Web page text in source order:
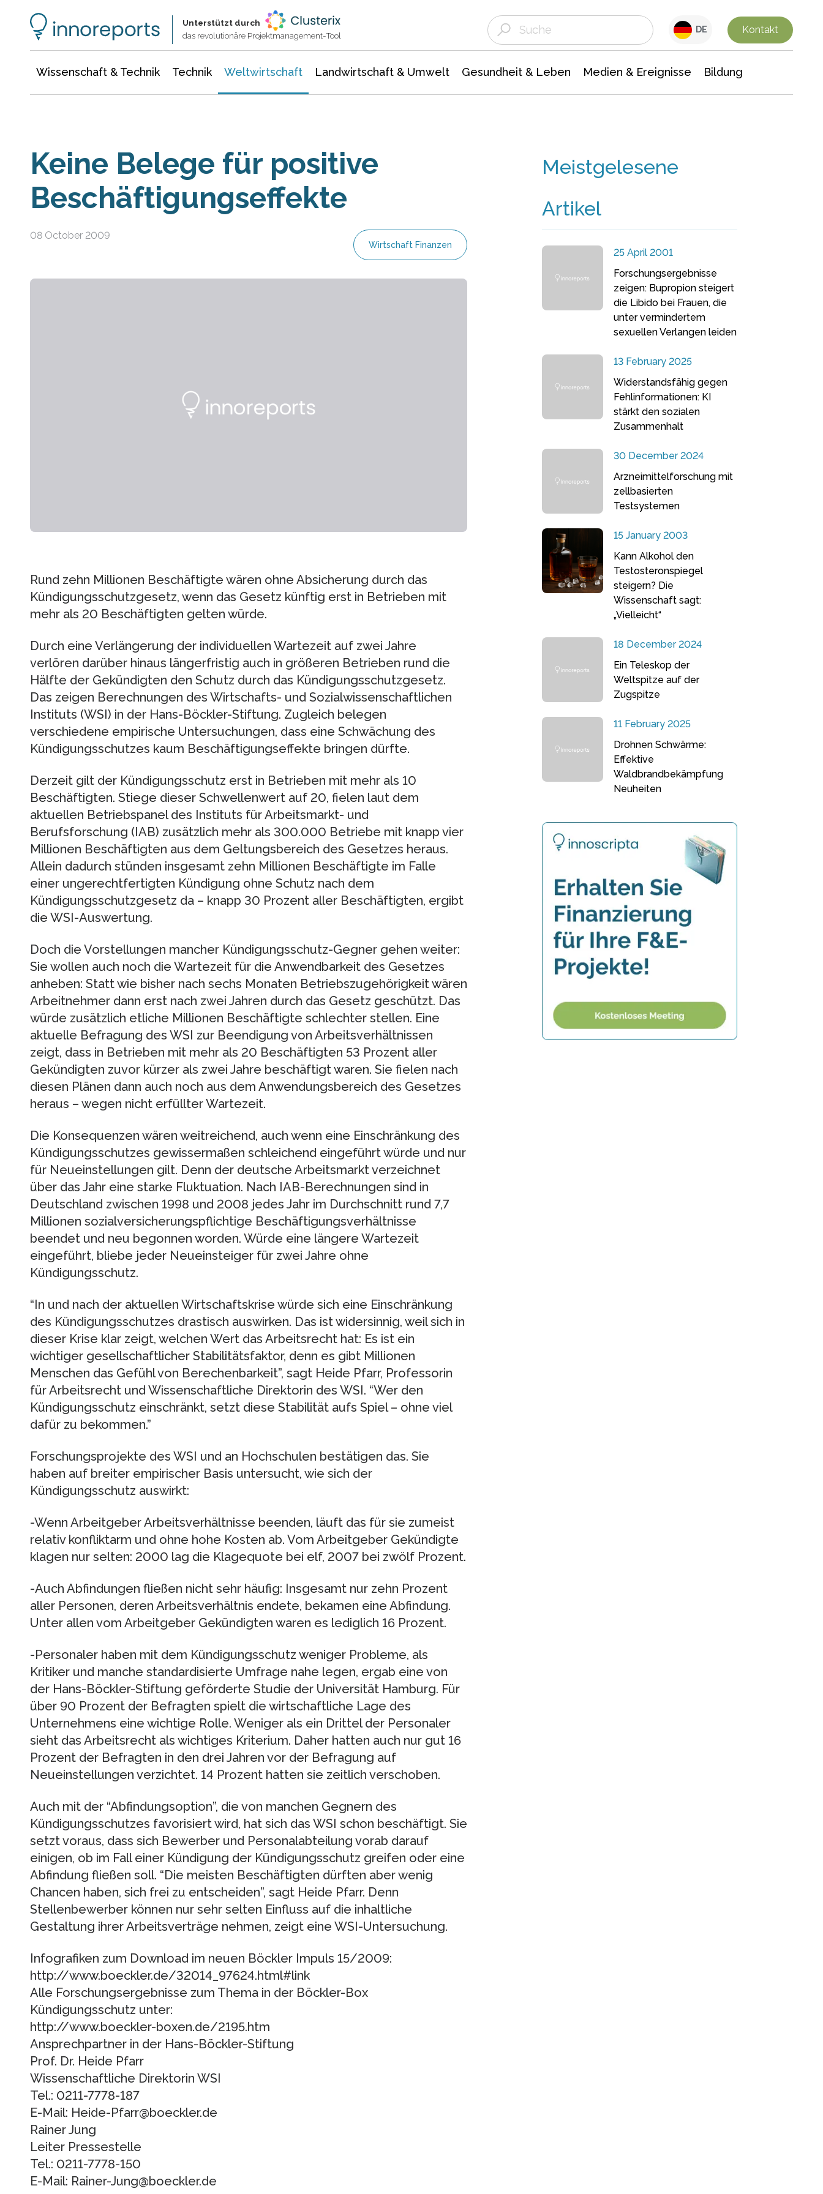
Unterstützt durch
das revolutionäre Projektmanagement-Tool
DE Kontakt
Wissenschaft & Technik Technik Weltwirtschaft Landwirtschaft & Umwelt Gesundheit & Leben Medien & Ereignisse Bildung
Keine Belege für positive
Beschäftigungseffekte
08 October 2009
Wirtschaft Finanzen
Rund zehn Millionen Beschäftigte wären ohne Absicherung durch das
Kündigungsschutzgesetz, wenn das Gesetz künftig erst in Betrieben mit
mehr als 20 Beschäftigten gelten würde.
Durch eine Verlängerung der individuellen Wartezeit auf zwei Jahre
verlören darüber hinaus längerfristig auch in größeren Betrieben rund die
Hälfte der Gekündigten den Schutz durch das Kündigungsschutzgesetz.
Das zeigen Berechnungen des Wirtschafts- und Sozialwissenschaftlichen
Instituts (WSI) in der Hans-Böckler-Stiftung. Zugleich belegen
verschiedene empirische Untersuchungen, dass eine Schwächung des
Kündigungsschutzes kaum Beschäftigungseffekte bringen dürfte.
Derzeit gilt der Kündigungsschutz erst in Betrieben mit mehr als 10
Beschäftigten. Stiege dieser Schwellenwert auf 20, fielen laut dem
aktuellen Betriebspanel des Instituts für Arbeitsmarkt- und
Berufsforschung (IAB) zusätzlich mehr als 300.000 Betriebe mit knapp vier
Millionen Beschäftigten aus dem Geltungsbereich des Gesetzes heraus.
Allein dadurch stünden insgesamt zehn Millionen Beschäftigte im Falle
einer ungerechtfertigten Kündigung ohne Schutz nach dem
Kündigungsschutzgesetz da – knapp 30 Prozent aller Beschäftigten, ergibt
die WSI-Auswertung.
Doch die Vorstellungen mancher Kündigungsschutz-Gegner gehen weiter:
Sie wollen auch noch die Wartezeit für die Anwendbarkeit des Gesetzes
anheben: Statt wie bisher nach sechs Monaten Betriebszugehörigkeit wären
Arbeitnehmer dann erst nach zwei Jahren durch das Gesetz geschützt. Das
würde zusätzlich etliche Millionen Beschäftigte schlechter stellen. Eine
aktuelle Befragung des WSI zur Beendigung von Arbeitsverhältnissen
zeigt, dass in Betrieben mit mehr als 20 Beschäftigten 53 Prozent aller
Gekündigten zuvor kürzer als zwei Jahre beschäftigt waren. Sie fielen nach
diesen Plänen dann auch noch aus dem Anwendungsbereich des Gesetzes
heraus – wegen nicht erfüllter Wartezeit.
Die Konsequenzen wären weitreichend, auch wenn eine Einschränkung des
Kündigungsschutzes gewissermaßen schleichend eingeführt würde und nur
für Neueinstellungen gilt. Denn der deutsche Arbeitsmarkt verzeichnet
über das Jahr eine starke Fluktuation. Nach IAB-Berechnungen sind in
Deutschland zwischen 1998 und 2008 jedes Jahr im Durchschnitt rund 7,7
Millionen sozialversicherungspflichtige Beschäftigungsverhältnisse
beendet und neu begonnen worden. Würde eine längere Wartezeit
eingeführt, bliebe jeder Neueinsteiger für zwei Jahre ohne
Kündigungsschutz.
“In und nach der aktuellen Wirtschaftskrise würde sich eine Einschränkung
des Kündigungsschutzes drastisch auswirken. Das ist widersinnig, weil sich in
dieser Krise klar zeigt, welchen Wert das Arbeitsrecht hat: Es ist ein
wichtiger gesellschaftlicher Stabilitätsfaktor, denn es gibt Millionen
Menschen das Gefühl von Berechenbarkeit”, sagt Heide Pfarr, Professorin
für Arbeitsrecht und Wissenschaftliche Direktorin des WSI. “Wer den
Kündigungsschutz einschränkt, setzt diese Stabilität aufs Spiel – ohne viel
dafür zu bekommen.”
Forschungsprojekte des WSI und an Hochschulen bestätigen das. Sie
haben auf breiter empirischer Basis untersucht, wie sich der
Kündigungsschutz auswirkt:
-Wenn Arbeitgeber Arbeitsverhältnisse beenden, läuft das für sie zumeist
relativ konfliktarm und ohne hohe Kosten ab. Vom Arbeitgeber Gekündigte
klagen nur selten: 2000 lag die Klagequote bei elf, 2007 bei zwölf Prozent.
-Auch Abfindungen fließen nicht sehr häufig: Insgesamt nur zehn Prozent
aller Personen, deren Arbeitsverhältnis endete, bekamen eine Abfindung.
Unter allen vom Arbeitgeber Gekündigten waren es lediglich 16 Prozent.
-Personaler haben mit dem Kündigungsschutz weniger Probleme, als
Kritiker und manche standardisierte Umfrage nahe legen, ergab eine von
der Hans-Böckler-Stiftung geförderte Studie der Universität Hamburg. Für
über 90 Prozent der Befragten spielt die wirtschaftliche Lage des
Unternehmens eine wichtige Rolle. Weniger als ein Drittel der Personaler
sieht das Arbeitsrecht als wichtiges Kriterium. Daher hatten auch nur gut 16
Prozent der Befragten in den drei Jahren vor der Befragung auf
Neueinstellungen verzichtet. 14 Prozent hatten sie zeitlich verschoben.
Auch mit der “Abfindungsoption”, die von manchen Gegnern des
Kündigungsschutzes favorisiert wird, hat sich das WSI schon beschäftigt. Sie
setzt voraus, dass sich Bewerber und Personalabteilung vorab darauf
einigen, ob im Fall einer Kündigung der Kündigungsschutz greifen oder eine
Abfindung fließen soll. “Die meisten Beschäftigten dürften aber wenig
Chancen haben, sich frei zu entscheiden”, sagt Heide Pfarr. Denn
Stellenbewerber können nur sehr selten Einfluss auf die inhaltliche
Gestaltung ihrer Arbeitsverträge nehmen, zeigt eine WSI-Untersuchung.
Infografiken zum Download im neuen Böckler Impuls 15/2009:
http://www.boeckler.de/32014_97624.html#link
Alle Forschungsergebnisse zum Thema in der Böckler-Box
Kündigungsschutz unter:
http://www.boeckler-boxen.de/2195.htm
Ansprechpartner in der Hans-Böckler-Stiftung
Prof. Dr. Heide Pfarr
Wissenschaftliche Direktorin WSI
Tel.: 0211-7778-187
E-Mail: Heide-Pfarr@boeckler.de
Rainer Jung
Leiter Pressestelle
Tel.: 0211-7778-150
E-Mail: Rainer-Jung@boeckler.de
Meistgelesene
Artikel
25 April 2001
Forschungsergebnisse
zeigen: Bupropion steigert
die Libido bei Frauen, die
unter vermindertem
sexuellen Verlangen leiden
13 February 2025
Widerstandsfähig gegen
Fehlinformationen: KI
stärkt den sozialen
Zusammenhalt
30 December 2024
Arzneimittelforschung mit
zellbasierten
Testsystemen
15 January 2003
Kann Alkohol den
Testosteronspiegel
steigern? Die
Wissenschaft sagt:
„Vielleicht“
18 December 2024
Ein Teleskop der
Weltspitze auf der
Zugspitze
11 February 2025
Drohnen Schwärme:
Effektive
Waldbrandbekämpfung
Neuheiten